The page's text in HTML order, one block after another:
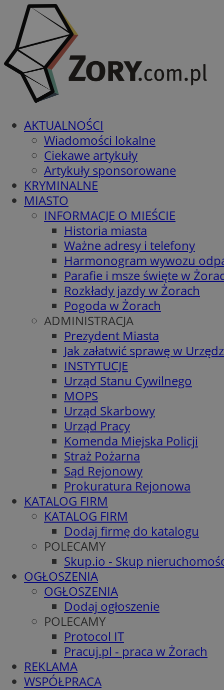
AKTUALNOŚCI
Wiadomości lokalne
Ciekawe artykuły
Artykuły sponsorowane
KRYMINALNE
MIASTO
INFORMACJE O MIEŚCIE
Historia miasta
Ważne adresy i telefony
Harmonogram wywozu
Parafie i msze święte w
Rozkłady jazdy w Żorach
Pogoda w Żorach
ADMINISTRACJA
Prezydent Miasta
Jak załatwić sprawę w
INSTYTUCJE
Urząd Stanu Cywilnego
MOPS
Urząd Skarbowy
Urząd Pracy
Komenda Miejska Policji
Straż Pożarna
Sąd Rejonowy
Prokuratura Rejonowa
KATALOG FIRM
KATALOG FIRM
Dodaj firmę do katalogu
POLECAMY
Skup.io - Skup
OGŁOSZENIA
OGŁOSZENIA
Dodaj ogłoszenie
POLECAMY
Protocol IT
Pracuj.pl - praca w Żorach
REKLAMA
WSPÓŁPRACA